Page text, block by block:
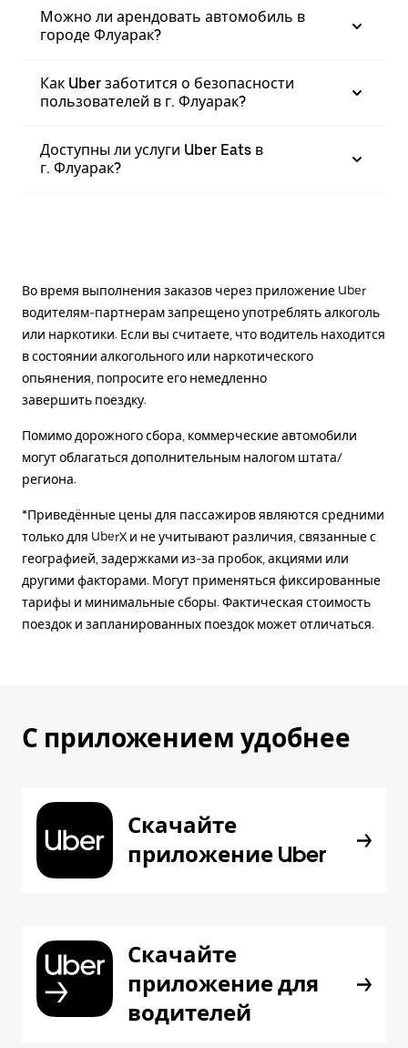
Можно ли арендовать автомобиль в
городе Флуарак?
Как Uber заботится о безопасности
пользователей в г. Флуарак?
Доступны ли услуги Uber Eats в
г. Флуарак?
Во время выполнения заказов через приложение Uber
водителям-партнерам запрещено употреблять алкоголь
или наркотики. Если вы считаете, что водитель находится
в состоянии алкогольного или наркотического
опьянения, попросите его немедленно
завершить поездку.
Помимо дорожного сбора, коммерческие автомобили
могут облагаться дополнительным налогом штата/
региона.
*Приведённые цены для пассажиров являются средними
только для UberX и не учитывают различия, связанные с
географией, задержками из-за пробок, акциями или
другими факторами. Могут применяться фиксированные
тарифы и минимальные сборы. Фактическая стоимость
поездок и запланированных поездок может отличаться.
С приложением удобнее
Скачайте
приложение Uber
Скачайте
приложение для
водителей